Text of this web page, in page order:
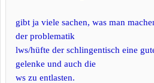
gibt ja viele sachen, was man
der problematik
lws/hüfte der schlingentisch eine
gelenke und auch die
ws zu entlasten.